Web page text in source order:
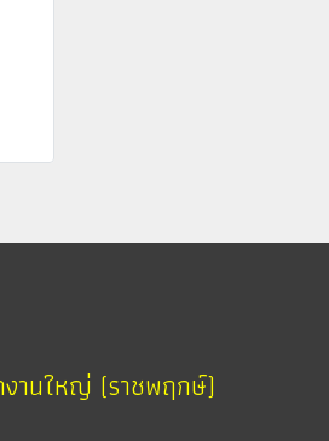
านใหญ่ (ราชพฤกษ์)